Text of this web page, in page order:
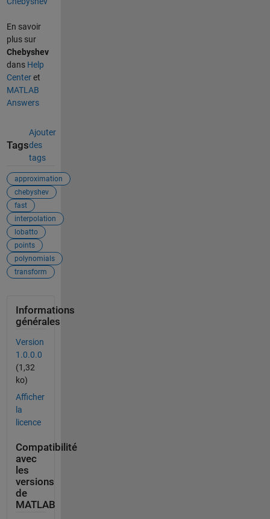
En savoir
plus sur
Chebyshev
dans Help
Centeret
MATLAB
Answers
Tags
Ajouter
des
tags
approximation
chebyshev
fast
interpolation
lobatto
points
polynomials
transform
Informations
générales
Version
1.0.0.0
(1,32
ko)
Afficher
la
licence
Compatibilité
avec
les
versions
de
MATLAB